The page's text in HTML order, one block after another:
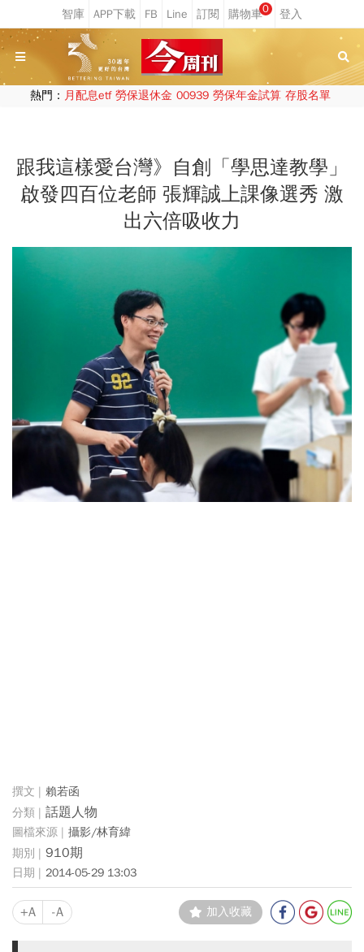
0
熱門： 月配息etf 勞保退休金 00939 勞保年金試算 存股名單
跟我這樣愛台灣》自創「學思達教學」
啟發四百位老師 張輝誠上課像選秀 激
出六倍吸收力
賴若函
話題人物
攝影/林育緯
910期
2014-05-29 13:03
+A -A 加入收藏